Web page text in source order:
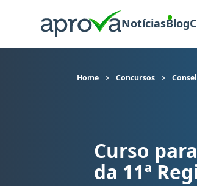
NotíciasBlog
Home Concursos
Curso para concurso
Curso
da 11ª